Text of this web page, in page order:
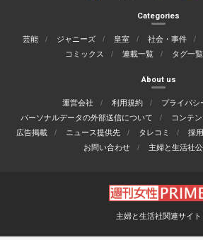
Categories
芸能 ジャニーズ 皇室 社会・事件
コミックス
連載一覧 タグ一覧
About us
運営会社 利用規約
プライバシ
パーソナルデータの外部送信について
コンテ
広告掲載
ニュース提供先 タレコミ 採
お問い合わせ
主婦と生活社
主婦と生活社関連サイト